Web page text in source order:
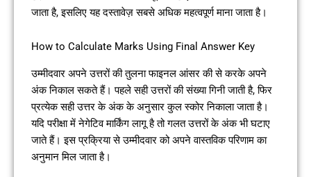
जाता है, इसलिए यह दस्तावेज़ सबसे अधिक महत्वपूर्ण माना जाता है।
How to Calculate Marks Using Final Answer Key
उम्मीदवार अपने उत्तरों की तुलना फाइनल आंसर की से करके अपने
अंक निकाल सकते हैं। पहले सही उत्तरों की संख्या गिनी जाती है, फिर
प्रत्येक सही उत्तर के अंक के अनुसार कुल स्कोर निकाला जाता है।
यदि परीक्षा में नेगेटिव मार्किंग लागू है तो गलत उत्तरों के अंक भी घटाए
जाते हैं। इस प्रक्रिया से उम्मीदवार को अपने वास्तविक परिणाम का
अनुमान मिल जाता है।